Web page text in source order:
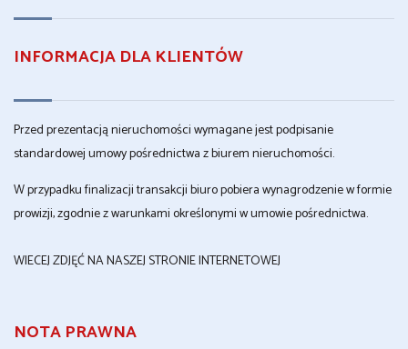
INFORMACJA DLA KLIENTÓW
Przed prezentacją nieruchomości wymagane jest podpisanie
standardowej umowy pośrednictwa z biurem nieruchomości.
W przypadku finalizacji transakcji biuro pobiera wynagrodzenie w formie
prowizji, zgodnie z warunkami określonymi w umowie pośrednictwa.
WIECEJ ZDJĘĆ NA NASZEJ STRONIE INTERNETOWEJ
NOTA PRAWNA